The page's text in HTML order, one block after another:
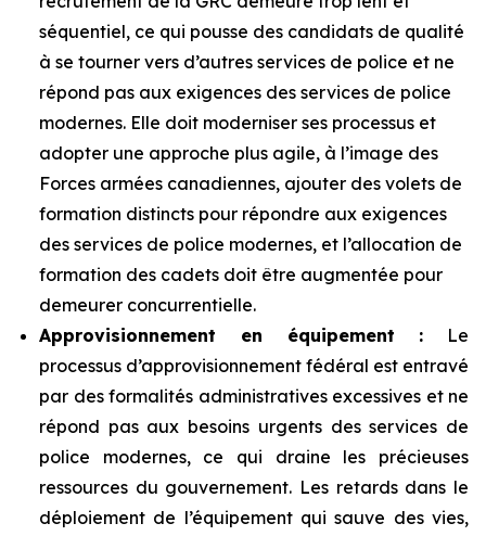
séquentiel, ce qui pousse des candidats de qualité
à se tourner vers d’autres services de police et ne
répond pas aux exigences des services de police
modernes. Elle doit moderniser ses processus et
adopter une approche plus agile, à l’image des
Forces armées canadiennes, ajouter des volets de
formation distincts pour répondre aux exigences
des services de police modernes, et l’allocation de
formation des cadets doit être augmentée pour
demeurer concurrentielle.
Approvisionnement en équipement : Le
processus d’approvisionnement fédéral est entravé
par des formalités administratives excessives et ne
répond pas aux besoins urgents des services de
police modernes, ce qui draine les précieuses
ressources du gouvernement. Les retards dans le
déploiement de l’équipement qui sauve des vies,